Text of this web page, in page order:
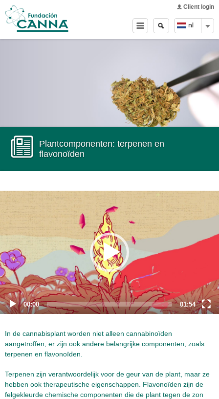
nl
Client login
Main menu
Search
form
Zoeken
Plantcomponenten: terpenen en
flavonoïden
Video
Player
00:00 01:54
In de cannabisplant worden niet alleen cannabinoïden
aangetroffen, er zijn ook andere belangrijke componenten, zoals
terpenen en flavonoïden.
Terpenen zijn verantwoordelijk voor de geur van de plant, maar ze
hebben ook therapeutische eigenschappen. Flavonoïden zijn de
felgekleurde chemische componenten die de plant tegen de zon